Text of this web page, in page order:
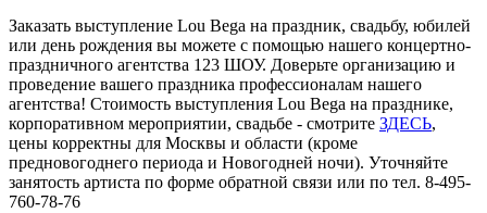
Заказать выступление Lou Bega на праздник, свадьбу, юбилей
или день рождения вы можете с помощью нашего концертно-
праздничного агентства 123 ШОУ. Доверьте организацию и
проведение вашего праздника профессионалам нашего
агентства! Стоимость выступления Lou Bega на празднике,
корпоративном мероприятии, свадьбе - смотрите ЗДЕСЬ,
цены корректны для Москвы и области (кроме
предновогоднего периода и Новогодней ночи). Уточняйте
занятость артиста по форме обратной связи или по тел. 8-495-
760-78-76